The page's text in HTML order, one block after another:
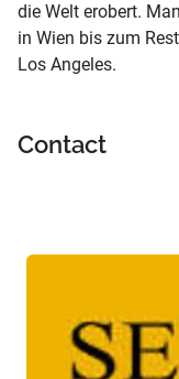
die Welt erobert.
in Wien bis zum
Los Angeles.
Contact